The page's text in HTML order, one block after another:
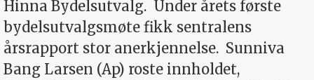
Hinna Bydelsutvalg. Under årets første
bydelsutvalgsmøte fikk sentralens
årsrapport stor anerkjennelse. Sunniva
Bang Larsen (Ap) roste innholdet,